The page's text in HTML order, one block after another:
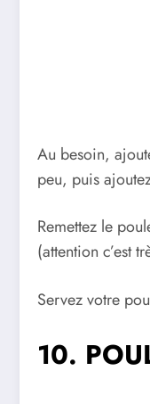
Au besoin,
peu, puis
Remettez le
(attention c’est
Servez votre
10.